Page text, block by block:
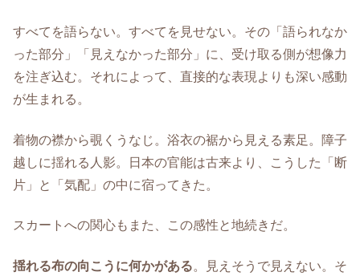
すべてを語らない。すべてを見せない。その「語られなか
った部分」「見えなかった部分」に、受け取る側が想像力
を注ぎ込む。それによって、直接的な表現よりも深い感動
が生まれる。
着物の襟から覗くうなじ。浴衣の裾から見える素足。障子
越しに揺れる人影。日本の官能は古来より、こうした「断
片」と「気配」の中に宿ってきた。
スカートへの関心もまた、この感性と地続きだ。
揺れる布の向こうに何かがある。見えそうで見えない。そ